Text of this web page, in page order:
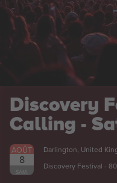
Discovery
Calling -
AOÛT
8
SAM.
Darlington, United
Discovery Festival -